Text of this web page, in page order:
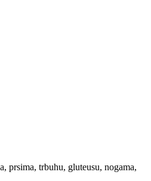
prsima, trbuhu, gluteusu, nogama,